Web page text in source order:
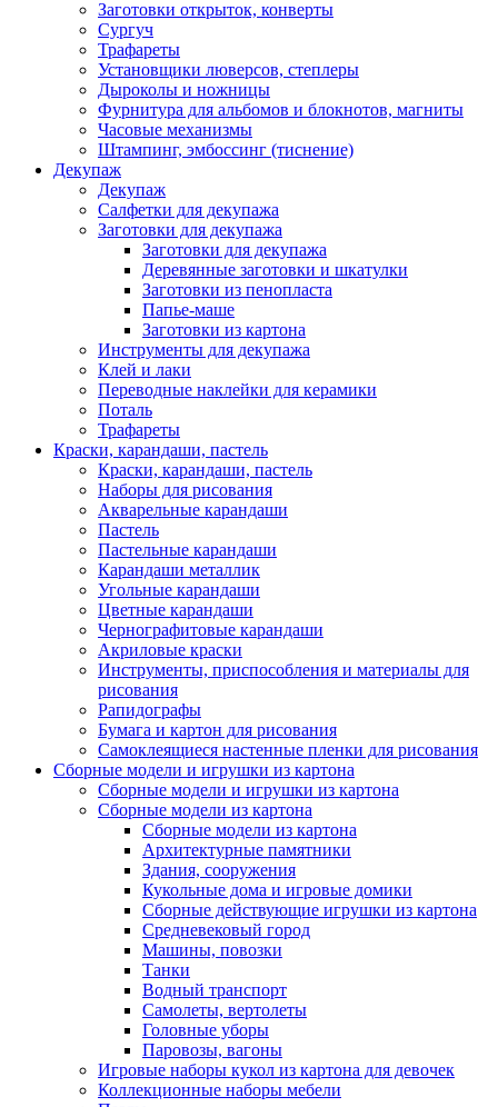
Заготовки открыток, конверты
Сургуч
Трафареты
Установщики люверсов, степлеры
Дыроколы и ножницы
Фурнитура для альбомов и блокнотов, магниты
Часовые механизмы
Штампинг, эмбоссинг (тиснение)
Декупаж
Декупаж
Салфетки для декупажа
Заготовки для декупажа
Заготовки для декупажа
Деревянные заготовки и шкатулки
Заготовки из пенопласта
Папье-маше
Заготовки из картона
Инструменты для декупажа
Клей и лаки
Переводные наклейки для керамики
Поталь
Трафареты
Краски, карандаши, пастель
Краски, карандаши, пастель
Наборы для рисования
Акварельные карандаши
Пастель
Пастельные карандаши
Карандаши металлик
Угольные карандаши
Цветные карандаши
Чернографитовые карандаши
Акриловые краски
Инструменты, приспособления и материалы для
рисования
Рапидографы
Бумага и картон для рисования
Самоклеящиеся настенные пленки для рисования
Сборные модели и игрушки из картона
Сборные модели и игрушки из картона
Сборные модели из картона
Сборные модели из картона
Архитектурные памятники
Здания, сооружения
Кукольные дома и игровые домики
Сборные действующие игрушки из картона
Средневековый город
Машины, повозки
Танки
Водный транспорт
Самолеты, вертолеты
Головные уборы
Паровозы, вагоны
Игровые наборы кукол из картона для девочек
Коллекционные наборы мебели